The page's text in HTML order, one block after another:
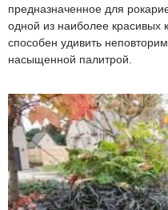
предназначенное для
одной из наиболее красивых
способен удивить
насыщенной палитрой.